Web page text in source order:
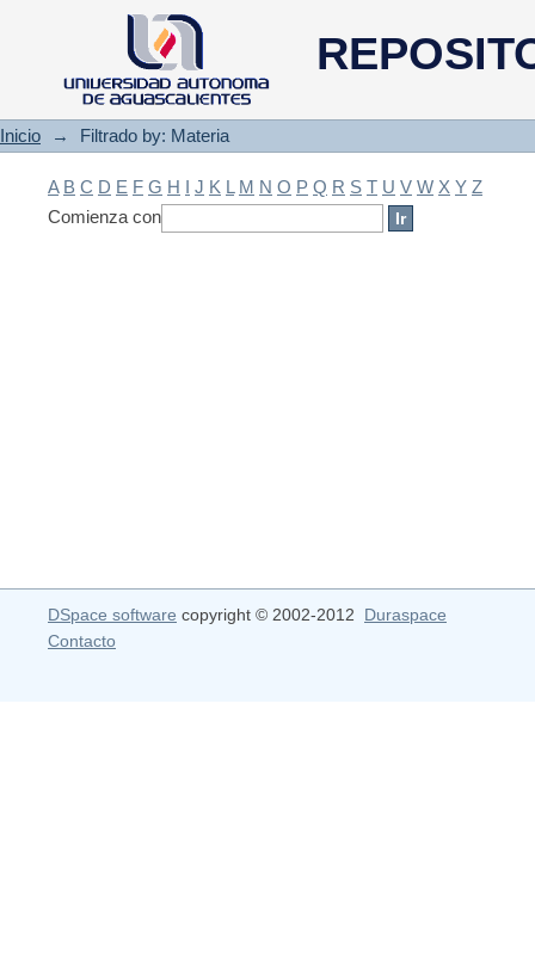
Filtrado by: Materia
Inicio → Filtrado by: Materia
A B C D E F G H I J K L M N O P Q R S T U V W X Y Z
Comienza con
DSpace software copyright © 2002-2012 Duraspace
Contacto